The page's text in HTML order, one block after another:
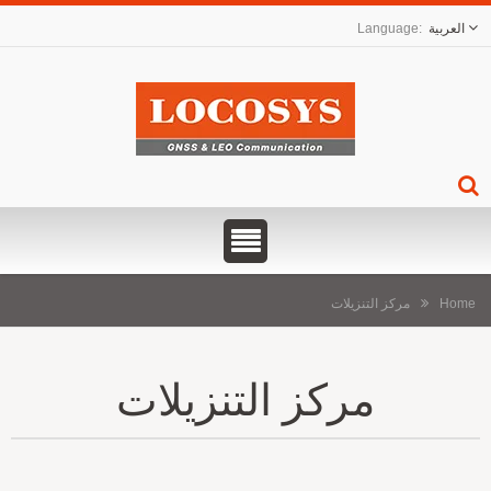
العربية
Home مركز التنزيلات
مركز التنزيلات